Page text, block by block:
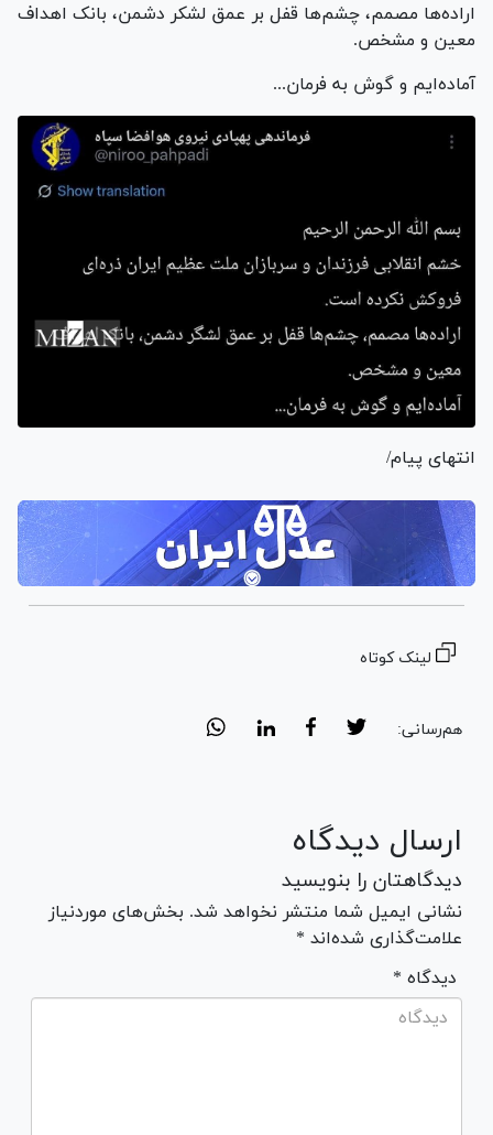
اراده‌ها مصمم، چشم‌ها قفل بر عمق لشکر دشمن، بانک اهداف
معین و مشخص.
آماده‌ایم و گوش به فرمان...
انتهای پیام/
لینک کوتاه
هم‌رسانی:
ارسال دیدگاه
دیدگاهتان را بنویسید
نشانی ایمیل شما منتشر نخواهد شد. بخش‌های موردنیاز
علامت‌گذاری شده‌اند *
* دیدگاه